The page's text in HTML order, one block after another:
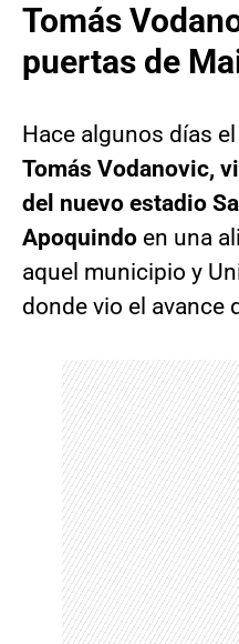
Tomás
puertas de
Hace algunos días el
Tomás Vodanovic,
del nuevo estadio
Apoquindo en una
aquel municipio y
donde vio el avance